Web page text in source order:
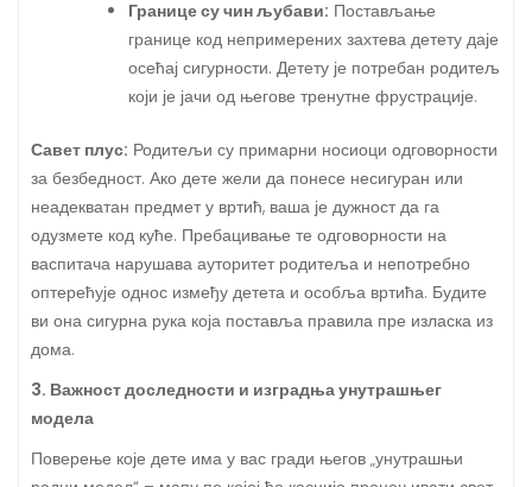
Границе су чин љубави: Постављање
границе код непримерених захтева детету даје
осећај сигурности. Детету је потребан родитељ
који је јачи од његове тренутне фрустрације.
Савет плус: Родитељи су примарни носиоци одговорности
за безбедност. Ако дете жели да понесе несигуран или
неадекватан предмет у вртић, ваша је дужност да га
одузмете код куће. Пребацивање те одговорности на
васпитача нарушава ауторитет родитеља и непотребно
оптерећује однос између детета и особља вртића. Будите
ви она сигурна рука која поставља правила пре изласка из
дома.
3. Важност доследности и изградња унутрашњег
модела
Поверење које дете има у вас гради његов „унутрашњи